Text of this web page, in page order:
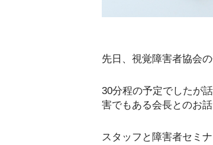
先日、視覚障害者協会
30分程の予定でしたが
害でもある会長とのお
スタッフと障害者セミ